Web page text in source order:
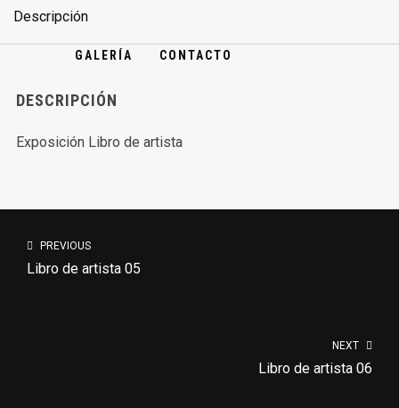
GALERÍA CONTACTO
Descripción
DESCRIPCIÓN
Exposición Libro de artista
PREVIOUS
Libro de artista 05
NEXT
Libro de artista 06